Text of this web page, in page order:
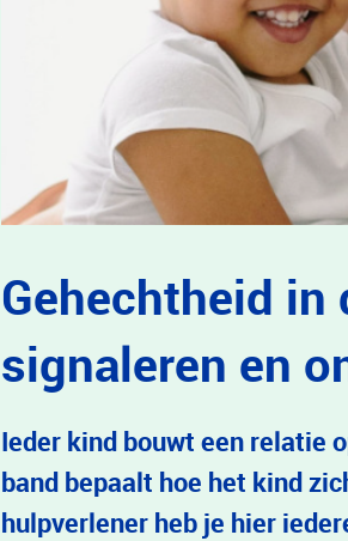
Gehechtheid
signaleren en
Ieder kind bouwt een relatie
band bepaalt hoe het kind
hulpverlener heb je hier